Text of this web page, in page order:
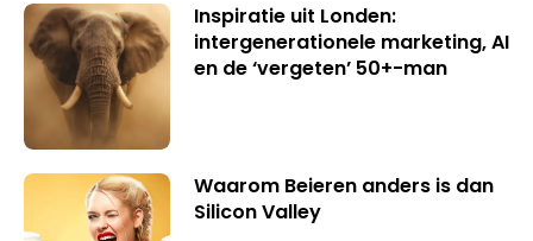
Inspiratie uit Londen:
intergenerationele marketing, AI
en de ‘vergeten’ 50+-man
Waarom Beieren anders is dan
Silicon Valley